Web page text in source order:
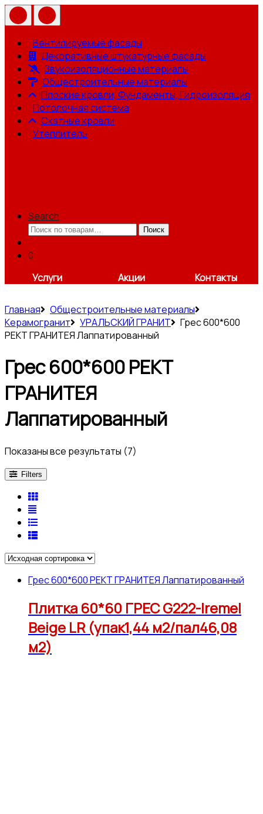
Вентилируемые фасады
Декоративные штукатурные фасады
Звукоизоляционные материалы
Общестроительные материалы
Плоские кровли, Фундаменты, Гидроизоляция
Потолочная система
Скатные кровли
Утеплитель
Search
Искать:
Поиск
0
Услуги
Акции Контакты
Главная
Общестроительные материалы
Керамогранит
УРАЛЬСКИЙ ГРАНИТ
Грес 600*600
РЕКТ ГРАНИТЕЯ Лаппатированный
Грес 600*600 РЕКТ
ГРАНИТЕЯ
Лаппатированный
Показаны все результаты (7)
Filters
Грес 600*600 РЕКТ ГРАНИТЕЯ Лаппатированный
Плитка 60*60 ГРЕС G222-Iremel
Beige LR (упак1,44 м2/пал46,08
м2)